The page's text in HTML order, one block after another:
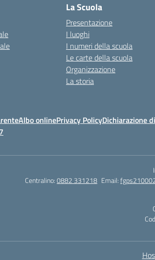
La Scuola
Presentazione
I luoghi
I numeri della scuola
Le carte della scuola
Organizzazione
La storia
Albo onlinePrivacy PolicyDichiarazione
Centralino:0882 331218 Email: